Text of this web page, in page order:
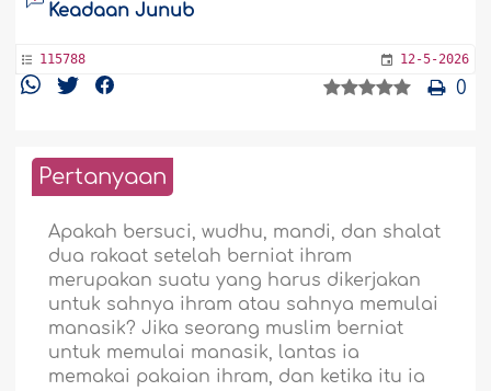
Keadaan Junub
115788 12-5-2026
0
Pertanyaan
Apakah bersuci, wudhu, mandi, dan shalat
dua rakaat setelah berniat ihram
merupakan suatu yang harus dikerjakan
untuk sahnya ihram atau sahnya memulai
manasik? Jika seorang muslim berniat
untuk memulai manasik, lantas ia
memakai pakaian ihram, dan ketika itu ia